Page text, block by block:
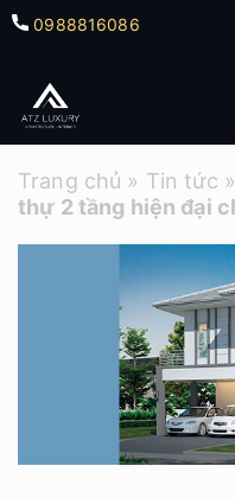
0988816086
Trang chủ » Tin tức »
thự 2 tầng hiện đại